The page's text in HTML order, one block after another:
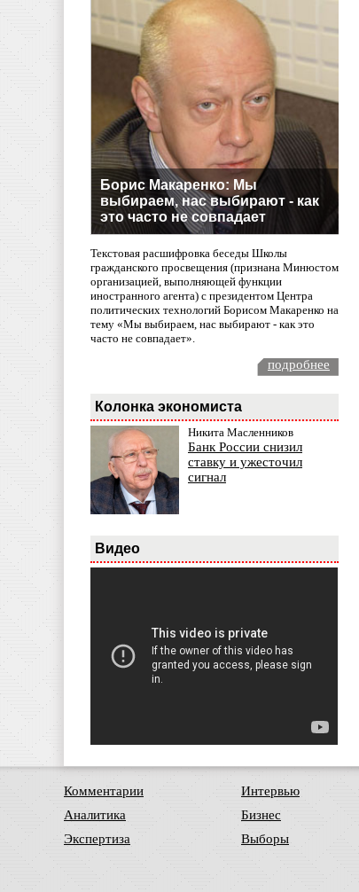
Борис Макаренко: Мы
выбираем, нас выбирают - как
это часто не совпадает
Текстовая расшифровка беседы Школы
гражданского просвещения (признана Минюстом
организацией, выполняющей функции
иностранного агента) с президентом Центра
политических технологий Борисом Макаренко на
тему «Мы выбираем, нас выбирают - как это
часто не совпадает».
подробнее
Колонка экономиста
Никита Масленников
Банк России снизил
ставку и ужесточил
сигнал
Видео
Комментарии
Аналитика
Экспертиза
Интервью
Бизнес
Выборы